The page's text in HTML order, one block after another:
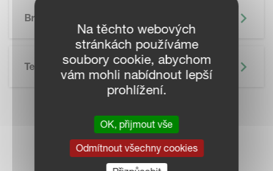
Brožura
Technické Údaje
KONTAKTUJTE
PRODEJCE VE
Na těchto webových
stránkách používáme
soubory cookie, abychom
vám mohli nabídnout lepší
prohlížení.
OK, přijmout vše
Odmítnout všechny cookies